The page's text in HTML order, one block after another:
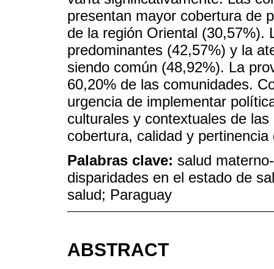
presentan mayor cobertura de
de la región Oriental (30,57%).
predominantes (42,57%) y la
siendo común (48,92%). La
60,20% de las comunidades.
urgencia de implementar
culturales y contextuales de
cobertura, calidad y
Palabras clave: salud
disparidades en el estado de
salud; Paraguay
ABSTRACT